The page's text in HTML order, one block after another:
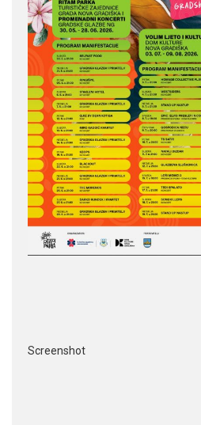
Screenshot